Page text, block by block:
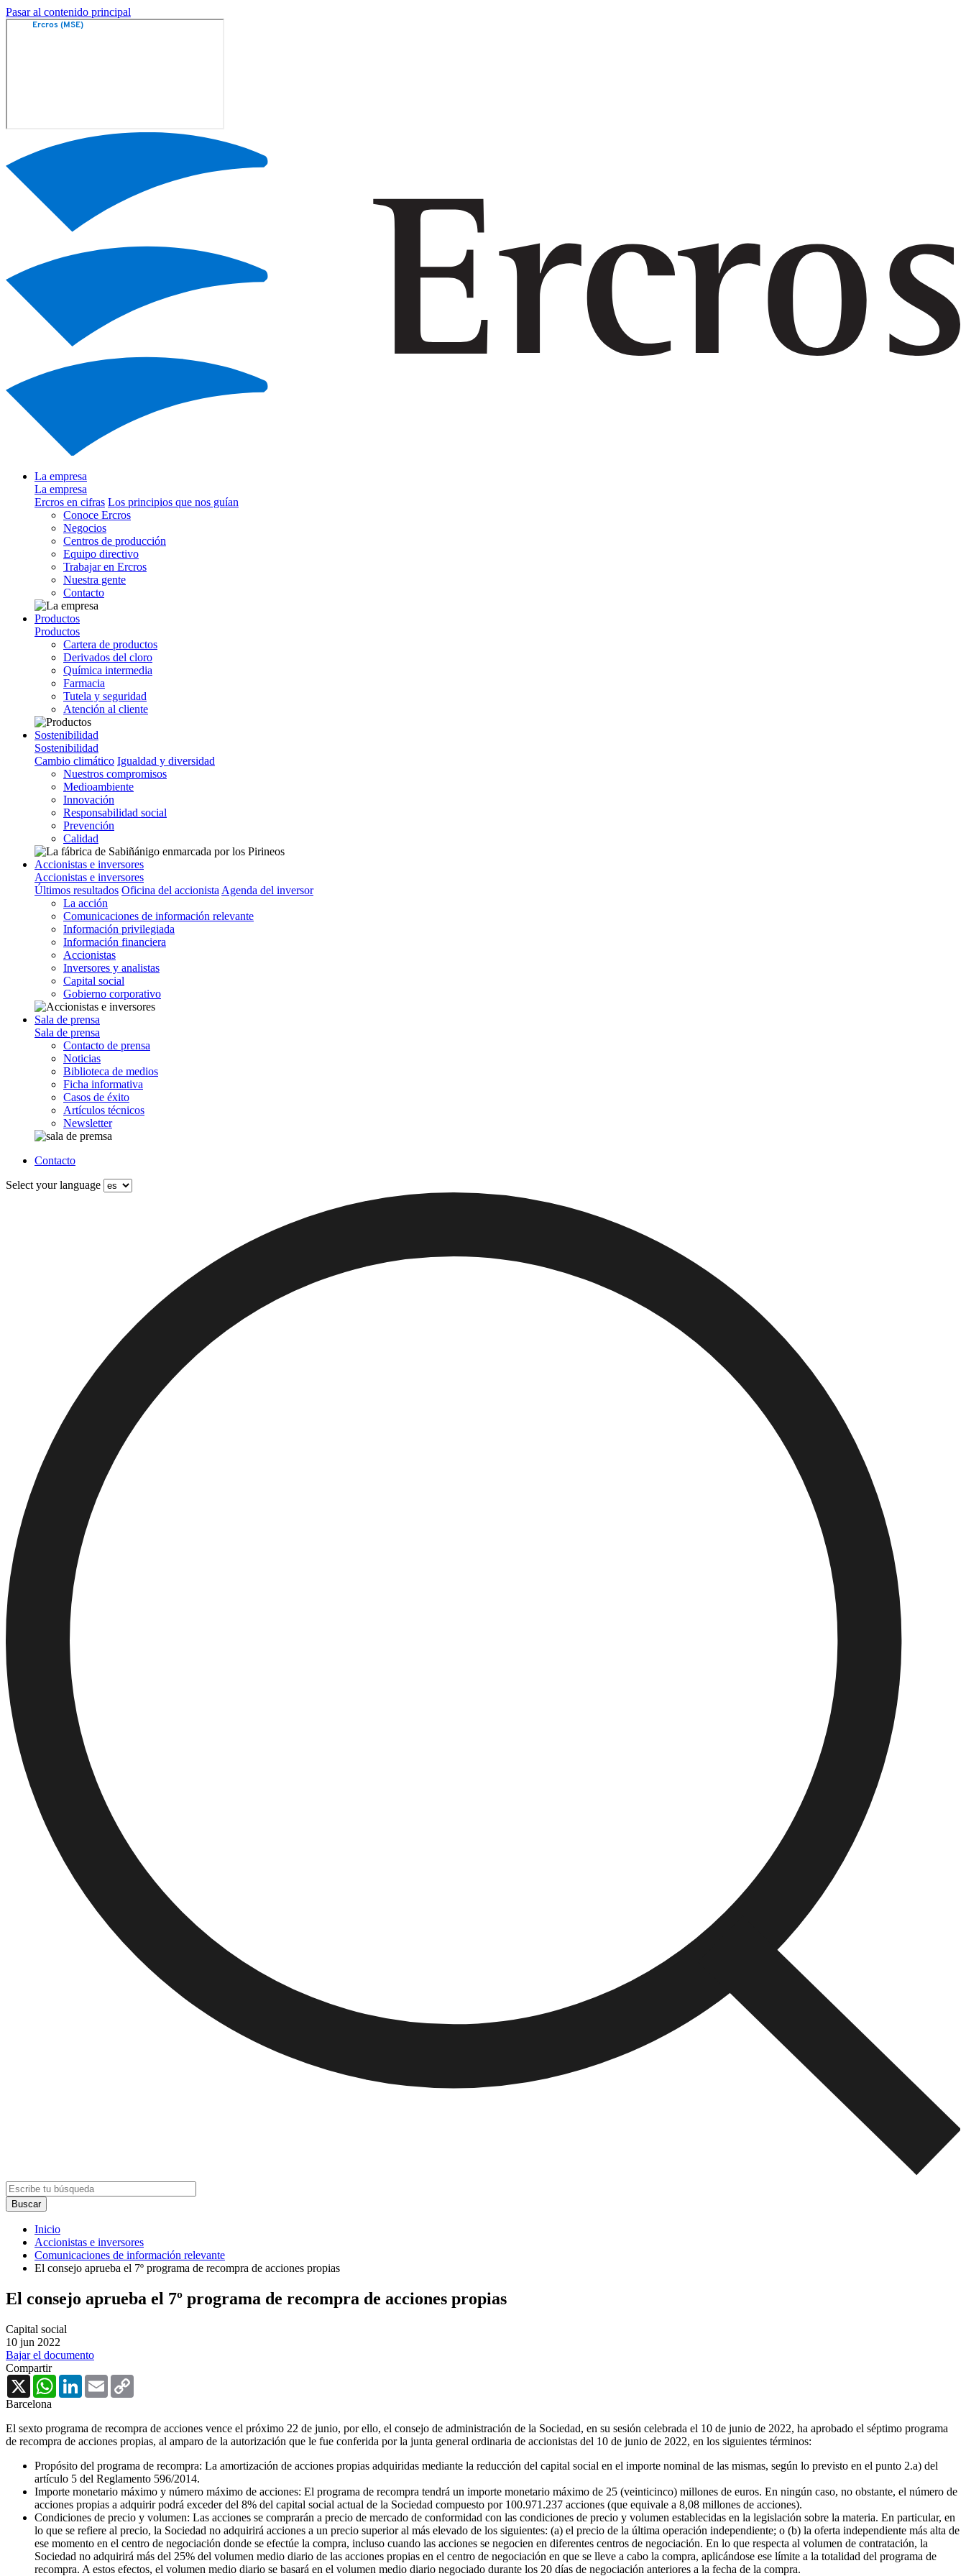
Pasar al contenido principal
La empresa
La empresa
Ercros en cifras Los principios que nos guían
Conoce Ercros
Negocios
Centros de producción
Equipo directivo
Trabajar en Ercros
Nuestra gente
Contacto
Productos
Productos
Cartera de productos
Derivados del cloro
Química intermedia
Farmacia
Tutela y seguridad
Atención al cliente
Sostenibilidad
Sostenibilidad
Cambio climático Igualdad y diversidad
Nuestros compromisos
Medioambiente
Innovación
Responsabilidad social
Prevención
Calidad
Accionistas e inversores
Accionistas e inversores
Últimos resultados Oficina del accionista Agenda del inversor
La acción
Comunicaciones de información relevante
Información privilegiada
Información financiera
Accionistas
Inversores y analistas
Capital social
Gobierno corporativo
Sala de prensa
Sala de prensa
Contacto de prensa
Noticias
Biblioteca de medios
Ficha informativa
Casos de éxito
Artículos técnicos
Newsletter
Contacto
Select your language
Inicio
Accionistas e inversores
Comunicaciones de información relevante
El consejo aprueba el 7º programa de recompra de acciones propias
El consejo aprueba el 7º programa de recompra de acciones propias
Capital social
10 jun 2022
Bajar el documento
Compartir
X
WhatsAppLinkedInEmail
Barcelona
El sexto programa de recompra de acciones vence el próximo 22 de junio, por ello, el consejo de administración de la Sociedad, en su sesión celebrada el 10 de junio de 2022, ha aprobado el séptimo programa
de recompra de acciones propias, al amparo de la autorización que le fue conferida por la junta general ordinaria de accionistas del 10 de junio de 2022, en los siguientes términos:
Propósito del programa de recompra: La amortización de acciones propias adquiridas mediante la reducción del capital social en el importe nominal de las mismas, según lo previsto en el punto 2.a) del
artículo 5 del Reglamento 596/2014.
Importe monetario máximo y número máximo de acciones: El programa de recompra tendrá un importe monetario máximo de 25 (veinticinco) millones de euros. En ningún caso, no obstante, el número de
acciones propias a adquirir podrá exceder del 8% del capital social actual de la Sociedad compuesto por 100.971.237 acciones (que equivale a 8,08 millones de acciones).
Condiciones de precio y volumen: Las acciones se comprarán a precio de mercado de conformidad con las condiciones de precio y volumen establecidas en la legislación sobre la materia. En particular, en
lo que se refiere al precio, la Sociedad no adquirirá acciones a un precio superior al más elevado de los siguientes: (a) el precio de la última operación independiente; o (b) la oferta independiente más alta de
ese momento en el centro de negociación donde se efectúe la compra, incluso cuando las acciones se negocien en diferentes centros de negociación. En lo que respecta al volumen de contratación, la
Sociedad no adquirirá más del 25% del volumen medio diario de las acciones propias en el centro de negociación en que se lleve a cabo la compra, aplicándose ese límite a la totalidad del programa de
recompra. A estos efectos, el volumen medio diario se basará en el volumen medio diario negociado durante los 20 días de negociación anteriores a la fecha de la compra.